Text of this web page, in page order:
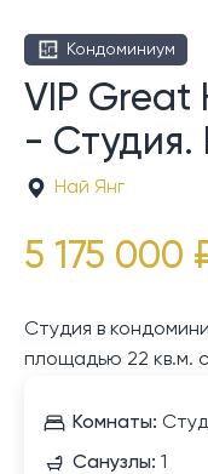
Кондоминиум
VIP Great
- Студия.
Най Янг
5 175 000
Студия в
площадью 22 кв.м.
Комнаты:
Санузлы: 1